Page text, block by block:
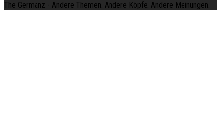
The Germanz - Andere Themen. Andere Köpfe. Andere Meinungen.